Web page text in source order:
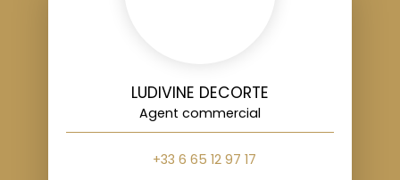
LUDIVINE DECORTE
Agent commercial
+33 6 65 12 97 17